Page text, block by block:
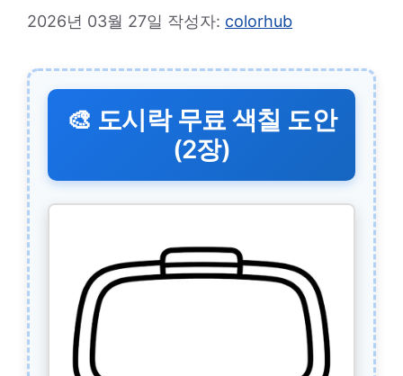
2026년 03월 27일 작성자: colorhub
🎨 도시락 무료 색칠 도안
(2장)